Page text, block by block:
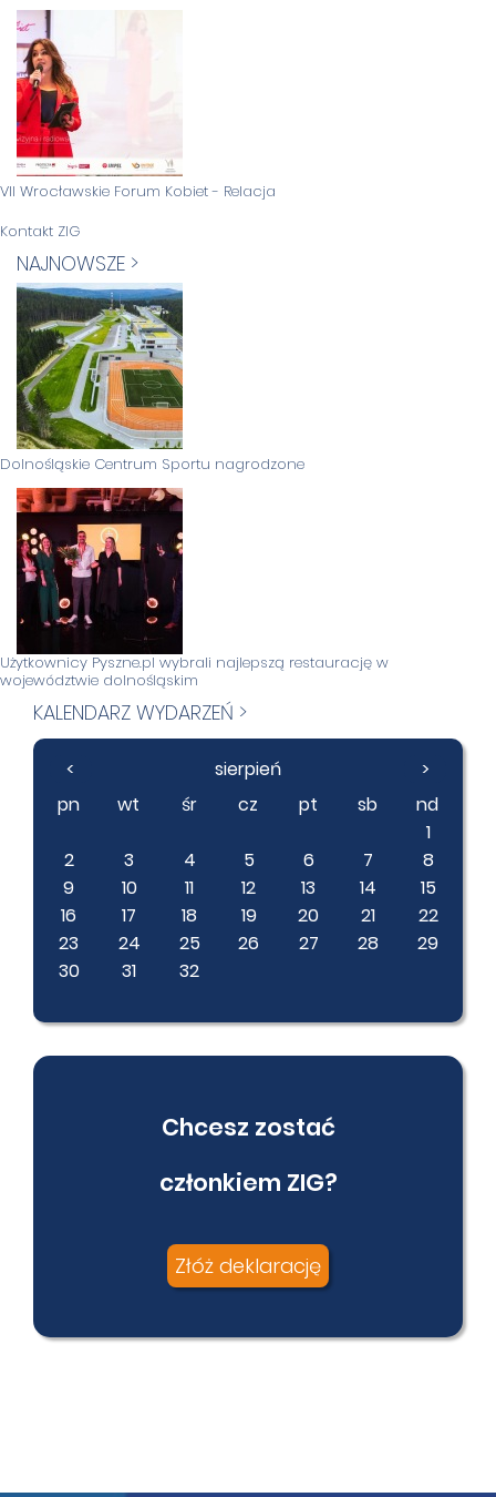
VII Wrocławskie Forum Kobiet - Relacja
Kontakt ZIG
NAJNOWSZE >
Dolnośląskie Centrum Sportu nagrodzone
Użytkownicy Pyszne.pl wybrali najlepszą restaurację w
województwie dolnośląskim
KALENDARZ WYDARZEŃ >
< sierpień
>
pn
wt śr cz pt sb
nd
1
2
3 4 5 6 7
8
9
10 11 12 13 14
15
16
17 18 19 20 21
22
23
24 25 26 27 28
29
30
31 32
Chcesz zostać
członkiem ZIG?
Złóż deklarację